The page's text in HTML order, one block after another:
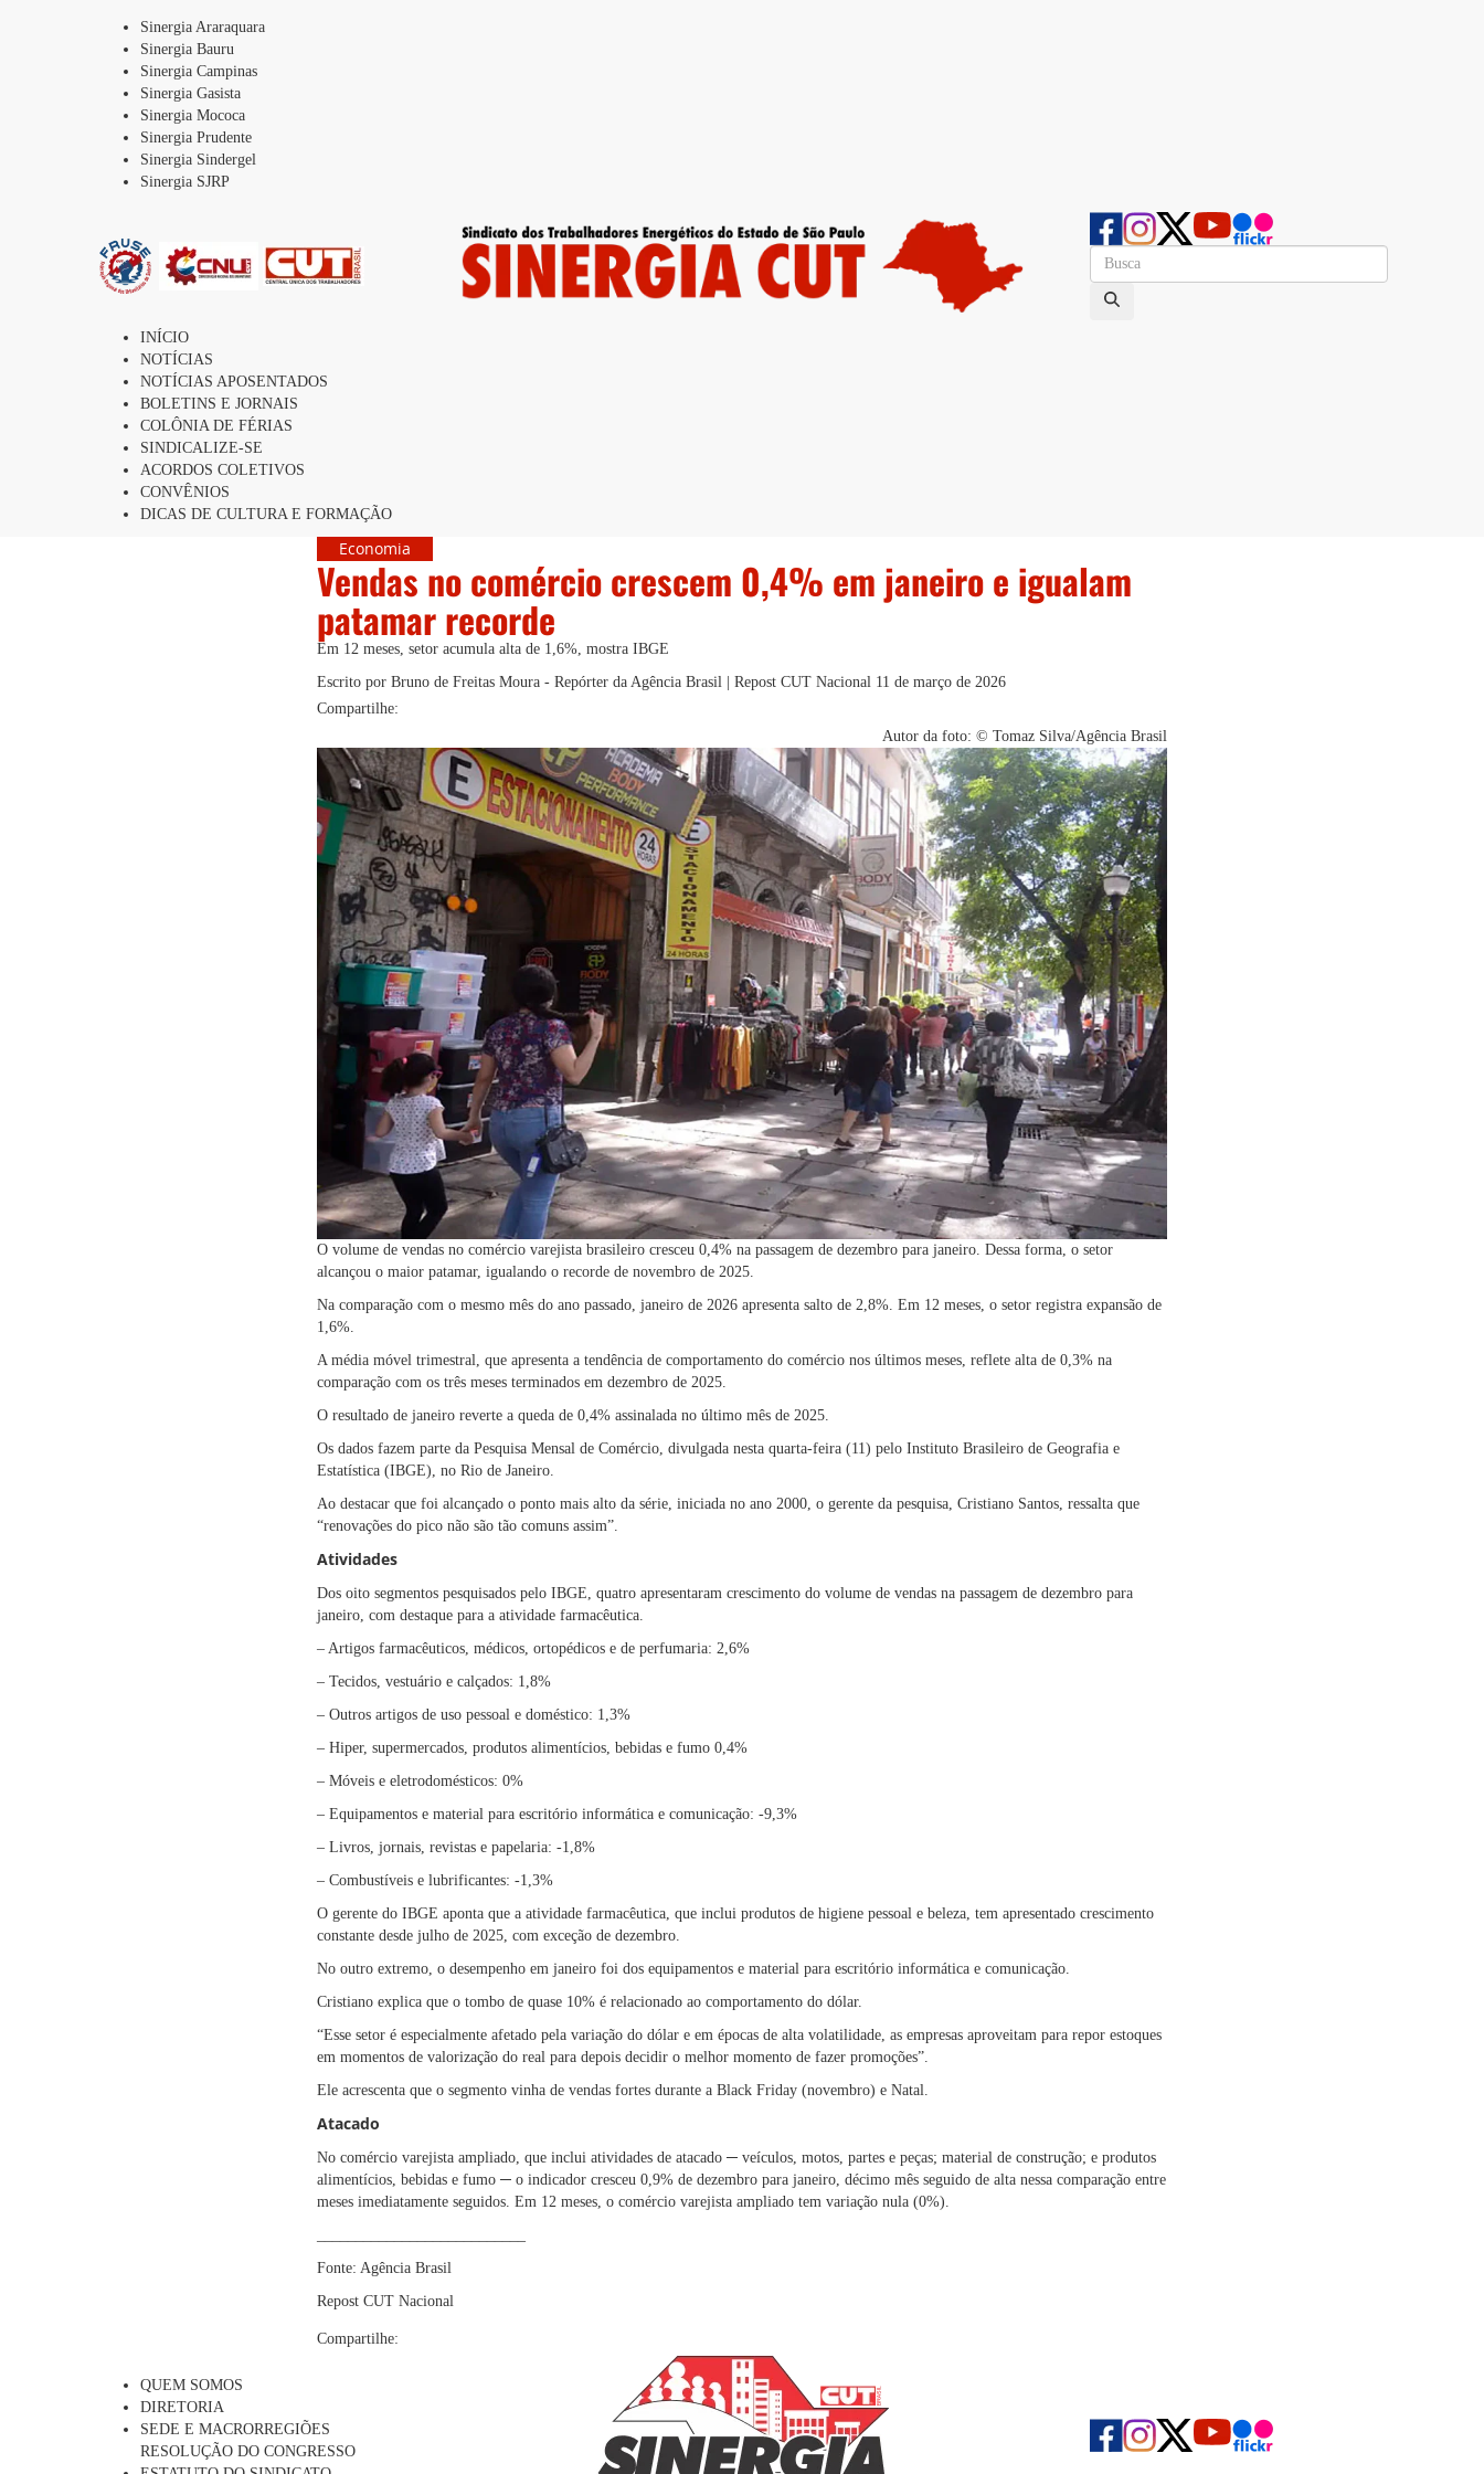
Sinergia Araraquara
Sinergia Bauru
Sinergia Campinas
Sinergia Gasista
Sinergia Mococa
Sinergia Prudente
Sinergia Sindergel
Sinergia SJRP
INÍCIO
NOTÍCIAS
NOTÍCIAS APOSENTADOS
BOLETINS E JORNAIS
COLÔNIA DE FÉRIAS
SINDICALIZE-SE
ACORDOS COLETIVOS
CONVÊNIOS
DICAS DE CULTURA E FORMAÇÃO
Economia
Vendas no comércio crescem 0,4% em janeiro e igualam
patamar recorde
Em 12 meses, setor acumula alta de 1,6%, mostra IBGE
Escrito por Bruno de Freitas Moura - Repórter da Agência Brasil | Repost CUT Nacional 11 de março de 2026
Compartilhe:
Autor da foto: © Tomaz Silva/Agência Brasil
O volume de vendas no comércio varejista brasileiro cresceu 0,4% na passagem de dezembro para janeiro. Dessa forma, o setor
alcançou o maior patamar, igualando o recorde de novembro de 2025.
Na comparação com o mesmo mês do ano passado, janeiro de 2026 apresenta salto de 2,8%. Em 12 meses, o setor registra expansão de
1,6%.
A média móvel trimestral, que apresenta a tendência de comportamento do comércio nos últimos meses, reflete alta de 0,3% na
comparação com os três meses terminados em dezembro de 2025.
O resultado de janeiro reverte a queda de 0,4% assinalada no último mês de 2025.
Os dados fazem parte da Pesquisa Mensal de Comércio, divulgada nesta quarta-feira (11) pelo Instituto Brasileiro de Geografia e
Estatística (IBGE), no Rio de Janeiro.
Ao destacar que foi alcançado o ponto mais alto da série, iniciada no ano 2000, o gerente da pesquisa, Cristiano Santos, ressalta que
“renovações do pico não são tão comuns assim”.
Atividades
Dos oito segmentos pesquisados pelo IBGE, quatro apresentaram crescimento do volume de vendas na passagem de dezembro para
janeiro, com destaque para a atividade farmacêutica.
– Artigos farmacêuticos, médicos, ortopédicos e de perfumaria: 2,6%
– Tecidos, vestuário e calçados: 1,8%
– Outros artigos de uso pessoal e doméstico: 1,3%
– Hiper, supermercados, produtos alimentícios, bebidas e fumo 0,4%
– Móveis e eletrodomésticos: 0%
– Equipamentos e material para escritório informática e comunicação: -9,3%
– Livros, jornais, revistas e papelaria: -1,8%
– Combustíveis e lubrificantes: -1,3%
O gerente do IBGE aponta que a atividade farmacêutica, que inclui produtos de higiene pessoal e beleza, tem apresentado crescimento
constante desde julho de 2025, com exceção de dezembro.
No outro extremo, o desempenho em janeiro foi dos equipamentos e material para escritório informática e comunicação.
Cristiano explica que o tombo de quase 10% é relacionado ao comportamento do dólar.
“Esse setor é especialmente afetado pela variação do dólar e em épocas de alta volatilidade, as empresas aproveitam para repor estoques
em momentos de valorização do real para depois decidir o melhor momento de fazer promoções”.
Ele acrescenta que o segmento vinha de vendas fortes durante a Black Friday (novembro) e Natal.
Atacado
No comércio varejista ampliado, que inclui atividades de atacado ─ veículos, motos, partes e peças; material de construção; e produtos
alimentícios, bebidas e fumo ─ o indicador cresceu 0,9% de dezembro para janeiro, décimo mês seguido de alta nessa comparação entre
meses imediatamente seguidos. Em 12 meses, o comércio varejista ampliado tem variação nula (0%).
Fonte: Agência Brasil
Repost CUT Nacional
Compartilhe:
QUEM SOMOS
DIRETORIA
SEDE E MACRORREGIÕES
RESOLUÇÃO DO CONGRESSO